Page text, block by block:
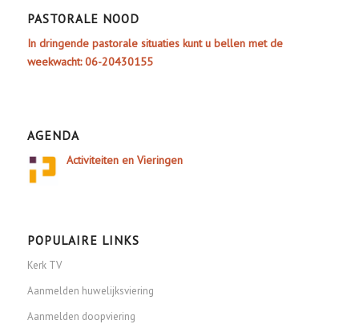
PASTORALE NOOD
In dringende pastorale situaties kunt u bellen met de
weekwacht: 06-20430155
AGENDA
Activiteiten en Vieringen
POPULAIRE LINKS
Kerk TV
Aanmelden huwelijksviering
Aanmelden doopviering